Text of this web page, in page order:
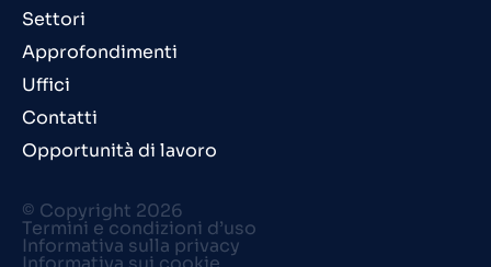
Settori
Approfondimenti
Uffici
Contatti
Opportunità di lavoro
© Copyright 2026
Termini e condizioni d’uso
Informativa sulla privacy